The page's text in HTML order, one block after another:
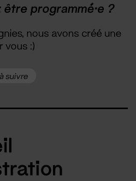
programmé·e ?
nous avons créé une
vous :)
suivre